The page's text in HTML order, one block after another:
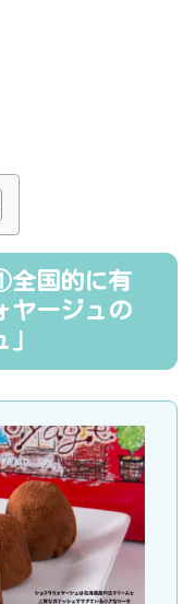
全国的に有
ヤージュの